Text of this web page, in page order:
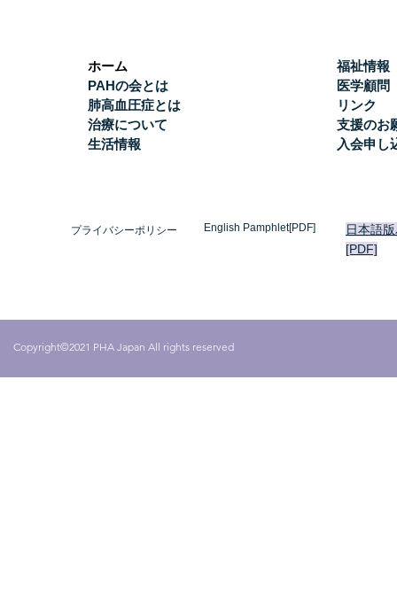
ホーム
PAHの会とは
肺高血圧症とは
治療について
生活情報
福祉情報
医学顧問
リンク
支援のお
入会申し
プライバシーポリシー English Pamphlet[PDF]
日本語
[PDF]
Copyright©2021 PHA Japan All rights reserved